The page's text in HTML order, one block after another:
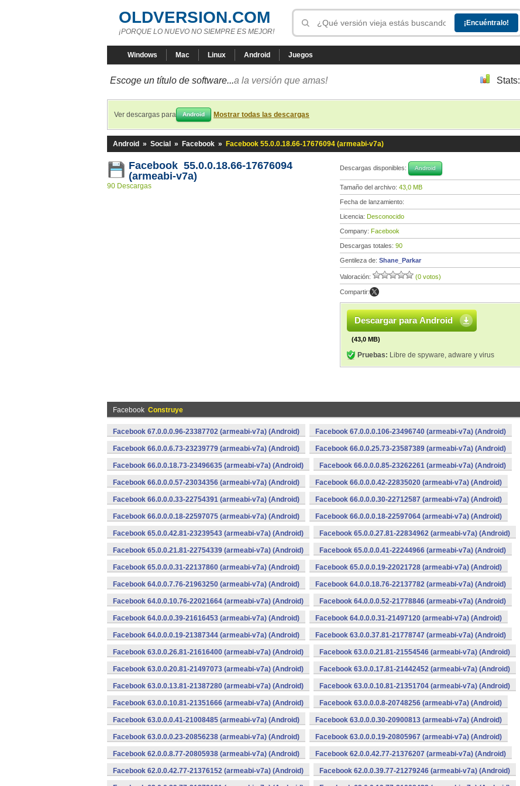
OLDVERSION.COM
¡PORQUE LO NUEVO NO SIEMPRE ES MEJOR!
Windows Mac Linux Android Juegos
Escoge un título de software...a la versión que amas! Stats:
Ver descargas para Android Mostrar todas las descargas
Android » Social » Facebook » Facebook 55.0.0.18.66-17676094 (armeabi-v7a)
Facebook 55.0.0.18.66-17676094
(armeabi-v7a)
90 Descargas
Descargas disponibles: Android
Tamaño del archivo: 43,0 MB
Fecha de lanzamiento:
Licencia: Desconocido
Company: Facebook
Descargas totales: 90
Gentileza de: Shane_Parkar
Valoración: (0 votos)
Compartir:
Descargar para Android
(43,0 MB)
Pruebas: Libre de spyware, adware y virus
Facebook Construye
Facebook 67.0.0.0.96-23387702 (armeabi-v7a) (Android) Facebook 67.0.0.0.106-23496740 (armeabi-v7a) (Android)
Facebook 66.0.0.6.73-23239779 (armeabi-v7a) (Android) Facebook 66.0.0.25.73-23587389 (armeabi-v7a) (Android)
Facebook 66.0.0.18.73-23496635 (armeabi-v7a) (Android) Facebook 66.0.0.0.85-23262261 (armeabi-v7a) (Android)
Facebook 66.0.0.0.57-23034356 (armeabi-v7a) (Android) Facebook 66.0.0.0.42-22835020 (armeabi-v7a) (Android)
Facebook 66.0.0.0.33-22754391 (armeabi-v7a) (Android) Facebook 66.0.0.0.30-22712587 (armeabi-v7a) (Android)
Facebook 66.0.0.0.18-22597075 (armeabi-v7a) (Android) Facebook 66.0.0.0.18-22597064 (armeabi-v7a) (Android)
Facebook 65.0.0.42.81-23239543 (armeabi-v7a) (Android) Facebook 65.0.0.27.81-22834962 (armeabi-v7a) (Android)
Facebook 65.0.0.21.81-22754339 (armeabi-v7a) (Android) Facebook 65.0.0.0.41-22244966 (armeabi-v7a) (Android)
Facebook 65.0.0.0.31-22137860 (armeabi-v7a) (Android) Facebook 65.0.0.0.19-22021728 (armeabi-v7a) (Android)
Facebook 64.0.0.7.76-21963250 (armeabi-v7a) (Android) Facebook 64.0.0.18.76-22137782 (armeabi-v7a) (Android)
Facebook 64.0.0.10.76-22021664 (armeabi-v7a) (Android) Facebook 64.0.0.0.52-21778846 (armeabi-v7a) (Android)
Facebook 64.0.0.0.39-21616453 (armeabi-v7a) (Android) Facebook 64.0.0.0.31-21497120 (armeabi-v7a) (Android)
Facebook 64.0.0.0.19-21387344 (armeabi-v7a) (Android) Facebook 63.0.0.37.81-21778747 (armeabi-v7a) (Android)
Facebook 63.0.0.26.81-21616400 (armeabi-v7a) (Android) Facebook 63.0.0.21.81-21554546 (armeabi-v7a) (Android)
Facebook 63.0.0.20.81-21497073 (armeabi-v7a) (Android) Facebook 63.0.0.17.81-21442452 (armeabi-v7a) (Android)
Facebook 63.0.0.13.81-21387280 (armeabi-v7a) (Android) Facebook 63.0.0.10.81-21351704 (armeabi-v7a) (Android)
Facebook 63.0.0.10.81-21351666 (armeabi-v7a) (Android) Facebook 63.0.0.0.8-20748256 (armeabi-v7a) (Android)
Facebook 63.0.0.0.41-21008485 (armeabi-v7a) (Android) Facebook 63.0.0.0.30-20900813 (armeabi-v7a) (Android)
Facebook 63.0.0.0.23-20856238 (armeabi-v7a) (Android) Facebook 63.0.0.0.19-20805967 (armeabi-v7a) (Android)
Facebook 62.0.0.8.77-20805938 (armeabi-v7a) (Android) Facebook 62.0.0.42.77-21376207 (armeabi-v7a) (Android)
Facebook 62.0.0.42.77-21376152 (armeabi-v7a) (Android) Facebook 62.0.0.39.77-21279246 (armeabi-v7a) (Android)